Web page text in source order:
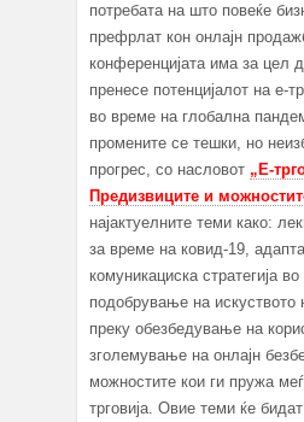
потребата на што повеќе
префрлат кон онлајн
конференцијата има за цел
пренесе потенцијалот на е-
во време на глобална
промените се тешки, но
прогрес, со насловот „E-
Предизвиците и
најактуелните теми како:
за време на ковид-19,
комуникациска стратегија
подобрување на искуството
преку обезбедување на
зголемување на онлајн
можностите кои ги пружа
трговија. Овие теми ќе